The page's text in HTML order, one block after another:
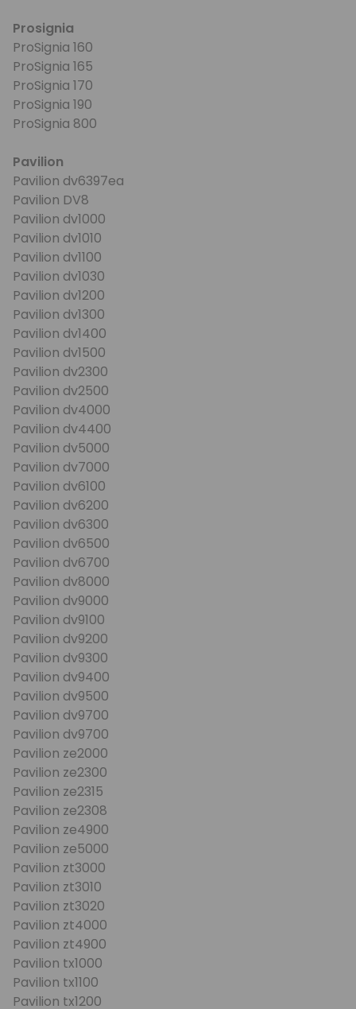
Prosignia
ProSignia 160
ProSignia 165
ProSignia 170
ProSignia 190
ProSignia 800
Pavilion
Pavilion dv6397ea
Pavilion DV8
Pavilion dv1000
Pavilion dv1010
Pavilion dv1100
Pavilion dv1030
Pavilion dv1200
Pavilion dv1300
Pavilion dv1400
Pavilion dv1500
Pavilion dv2300
Pavilion dv2500
Pavilion dv4000
Pavilion dv4400
Pavilion dv5000
Pavilion dv7000
Pavilion dv6100
Pavilion dv6200
Pavilion dv6300
Pavilion dv6500
Pavilion dv6700
Pavilion dv8000
Pavilion dv9000
Pavilion dv9100
Pavilion dv9200
Pavilion dv9300
Pavilion dv9400
Pavilion dv9500
Pavilion dv9700
Pavilion dv9700
Pavilion ze2000
Pavilion ze2300
Pavilion ze2315
Pavilion ze2308
Pavilion ze4900
Pavilion ze5000
Pavilion zt3000
Pavilion zt3010
Pavilion zt3020
Pavilion zt4000
Pavilion zt4900
Pavilion tx1000
Pavilion tx1100
Pavilion tx1200